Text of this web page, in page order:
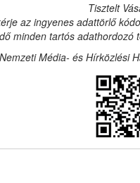
Tisztelt
az ingyenes adattörlő
minden tartós
Média- és Hírközlési